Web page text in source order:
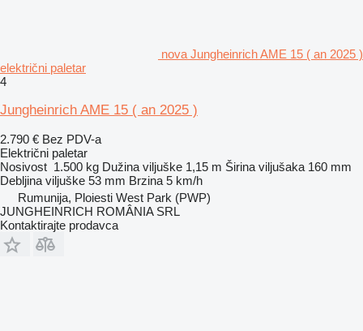
nova Jungheinrich AME 15 ( an 2025 )
električni paletar
4
Jungheinrich AME 15 ( an 2025 )
2.790 € Bez PDV-a
Električni paletar
Nosivost 1.500 kg Dužina viljuške 1,15 m Širina viljušaka 160 mm
Debljina viljuške 53 mm Brzina 5 km/h
Rumunija, Ploiesti West Park (PWP)
JUNGHEINRICH ROMÂNIA SRL
Kontaktirajte prodavca